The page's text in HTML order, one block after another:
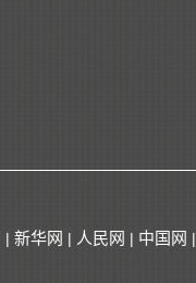
| 新华网 | 人民网 | 中国网 |